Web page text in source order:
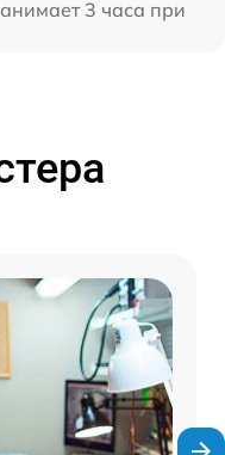
3 часа при